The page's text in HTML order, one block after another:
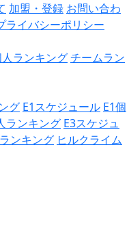
加盟・登録 お問い合わ
ライバシーポリシー
ランキングチームラン
グ E1スケジュール E1個
ランキング E3スケジュ
ンキング ヒルクライム